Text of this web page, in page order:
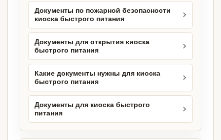
Документы по пожарной безопасности
киоска быстрого питания
Документы для открытия киоска
быстрого питания
Какие документы нужны для киоска
быстрого питания
Документы для киоска быстрого
питания